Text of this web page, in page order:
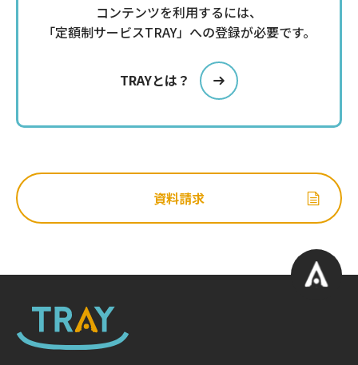
コンテンツを利用するには、
「定額制サービスTRAY」への登録が必要です。
TRAYとは？
資料請求